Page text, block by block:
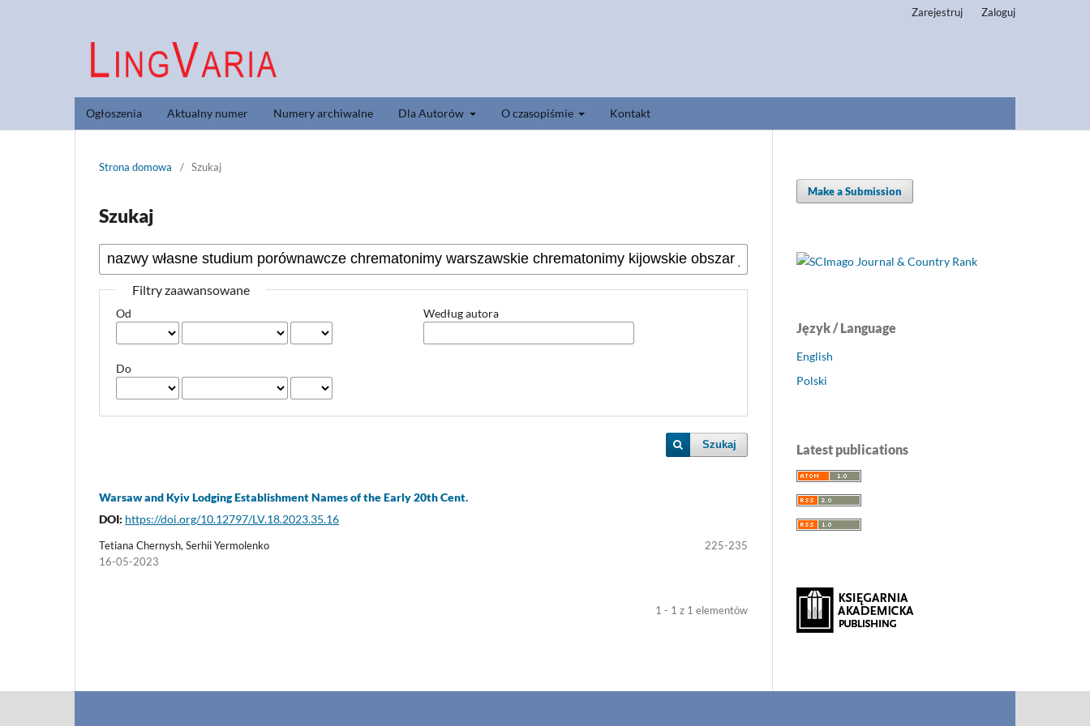
Ogłoszenia Aktualny numer Numery archiwalne Dla Autorów O czasopiśmie Kontakt
Zarejestruj Zaloguj
Strona domowa / Szukaj
Szukaj
Filtry zaawansowane
Od
Do
Według autora
Szukaj
Warsaw and Kyiv Lodging Establishment Names of the Early 20th Cent.
DOI: https://doi.org/10.12797/LV.18.2023.35.16
Tetiana Chernysh, Serhii Yermolenko
225-235
16-05-2023
1 - 1 z 1 elementów
Make a Submission
Język / Language
English
Polski
Latest publications